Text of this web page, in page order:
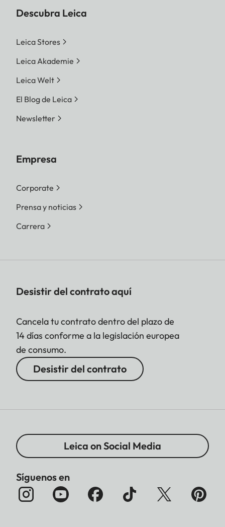
Descubra Leica
Leica Stores
Leica Akademie
Leica Welt
El Blog de Leica
Newsletter
Empresa
Corporate
Prensa y noticias
Carrera
Desistir del contrato aquí
Cancela tu contrato dentro del plazo de
14 días conforme a la legislación europea
de consumo.
Desistir del contrato
Leica on Social Media
Síguenos en